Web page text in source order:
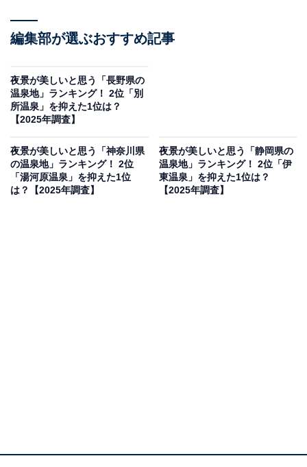
夜景が楽しめます。特に冬場は空気が澄んでおり、遠く
回答者からは「有名な石段街の橙色の照明が山あいの旅
館の灯りと相まって、歴史を感じさせる幻想的な光景を
りとその奥に広がる市街地の夜景が楽しめる」（60代男
性／愛知県）、「夜になるとまるで映画のワンシーンの
ような雰囲気を楽しめます」（40代女性／東京都）とい
編集部が選ぶおすすめ記事
夜景が美しいと思う「長野県の
温泉地」ランキング！ 2位「別
所温泉」を抑えた1位は？
【2025年調査】
夜景が美しいと思う「神奈川県
の温泉地」ランキング！ 2位
「湯河原温泉」を抑えた1位
は？【2025年調査】
夜景が美しいと思う「静岡県の
温泉地」ランキング！ 2位「伊
東温泉」を抑えた1位は？
【2025年調査】